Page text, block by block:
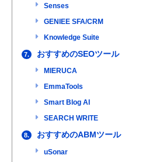
Senses
GENIEE SFA/CRM
Knowledge Suite
7. おすすめのSEOツール
MIERUCA
EmmaTools
Smart Blog AI
SEARCH WRITE
8. おすすめのABMツール
uSonar